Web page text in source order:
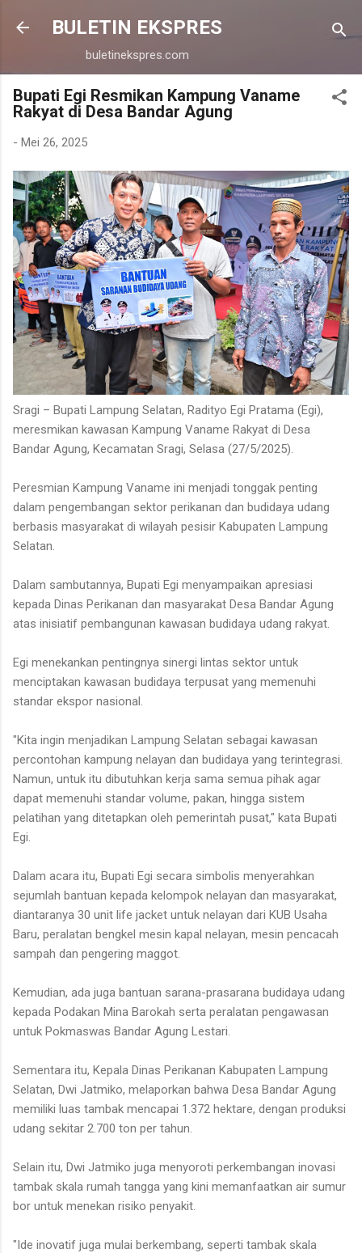
Langsung ke konten utama
BULETIN EKSPRES
buletinekspres.com
Bupati Egi Resmikan Kampung Vaname
Rakyat di Desa Bandar Agung
- Mei 26, 2025
Sragi – Bupati Lampung Selatan, Radityo Egi Pratama (Egi),
meresmikan kawasan Kampung Vaname Rakyat di Desa
Bandar Agung, Kecamatan Sragi, Selasa (27/5/2025).
Peresmian Kampung Vaname ini menjadi tonggak penting
dalam pengembangan sektor perikanan dan budidaya udang
berbasis masyarakat di wilayah pesisir Kabupaten Lampung
Selatan.
Dalam sambutannya, Bupati Egi menyampaikan apresiasi
kepada Dinas Perikanan dan masyarakat Desa Bandar Agung
atas inisiatif pembangunan kawasan budidaya udang rakyat.
Egi menekankan pentingnya sinergi lintas sektor untuk
menciptakan kawasan budidaya terpusat yang memenuhi
standar ekspor nasional.
"Kita ingin menjadikan Lampung Selatan sebagai kawasan
percontohan kampung nelayan dan budidaya yang terintegrasi.
Namun, untuk itu dibutuhkan kerja sama semua pihak agar
dapat memenuhi standar volume, pakan, hingga sistem
pelatihan yang ditetapkan oleh pemerintah pusat," kata Bupati
Egi.
Dalam acara itu, Bupati Egi secara simbolis menyerahkan
sejumlah bantuan kepada kelompok nelayan dan masyarakat,
diantaranya 30 unit life jacket untuk nelayan dari KUB Usaha
Baru, peralatan bengkel mesin kapal nelayan, mesin pencacah
sampah dan pengering maggot.
Kemudian, ada juga bantuan sarana-prasarana budidaya udang
kepada Podakan Mina Barokah serta peralatan pengawasan
untuk Pokmaswas Bandar Agung Lestari.
Sementara itu, Kepala Dinas Perikanan Kabupaten Lampung
Selatan, Dwi Jatmiko, melaporkan bahwa Desa Bandar Agung
memiliki luas tambak mencapai 1.372 hektare, dengan produksi
udang sekitar 2.700 ton per tahun.
Selain itu, Dwi Jatmiko juga menyoroti perkembangan inovasi
tambak skala rumah tangga yang kini memanfaatkan air sumur
bor untuk menekan risiko penyakit.
"Ide inovatif juga mulai berkembang, seperti tambak skala